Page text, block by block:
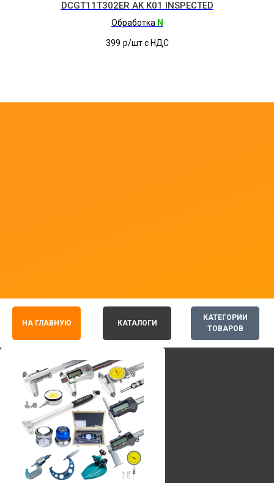
DCGT11T302ER AK K01 INSPECTED
Обработка N
399 р/шт c НДС
КАТЕГОРИИ
ТОВАРОВ
НА ГЛАВНУЮ КАТАЛОГИ